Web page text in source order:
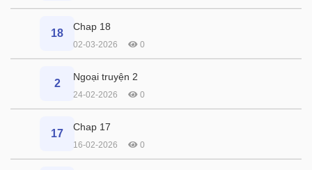
18
Chap 18
02-03-2026 0
2
Ngoại truyện 2
24-02-2026 0
17
Chap 17
16-02-2026 0